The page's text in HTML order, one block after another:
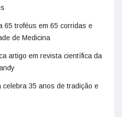
65 troféus em 65 corridas e
de Medicina
artigo em revista científica da
35 anos de tradição e